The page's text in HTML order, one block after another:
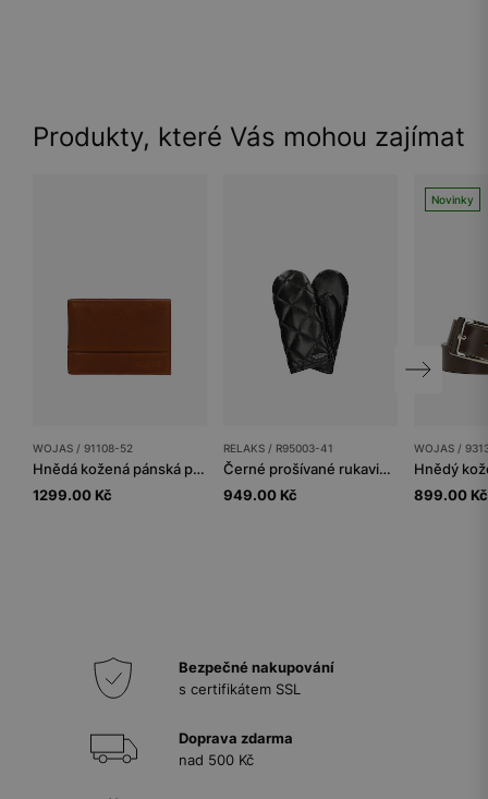
Produkty, které Vás mohou zajímat
WOJAS / 91108-52
Hnědá kožená pánská peněženka s ochranou RFID
1299.00 Kč
RELAKS / R95003-41
Černé prošívané rukavice RELAKS s vnitřním zateplením
949.00 Kč
Novinky
WOJAS /
899.00 Kč
Bezpečné nakupování
s certifikátem SSL
Doprava zdarma
nad 500 Kč